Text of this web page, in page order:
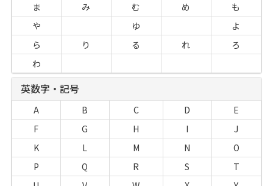
ま
み む め
も
や
ゆ
よ
ら
り る れ
ろ
わ
英数字・記号
A B C D
E
F
G H I
J
K
L M N
O
P
Q R S
T